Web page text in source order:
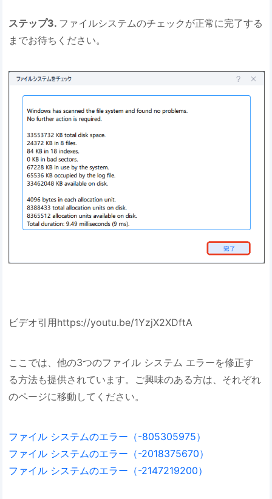
ステップ3. ファイルシステムのチェックが正常に完了する
までお待ちください。
ビデオ引用https://youtu.be/1YzjX2XDftA
ここでは、他の3つのファイル システム エラーを修正す
る方法も提供されています。ご興味のある方は、それぞれ
のページに移動してください。
ファイル システムのエラー（-805305975）
ファイル システムのエラー（-2018375670）
ファイル システムのエラー（-2147219200）